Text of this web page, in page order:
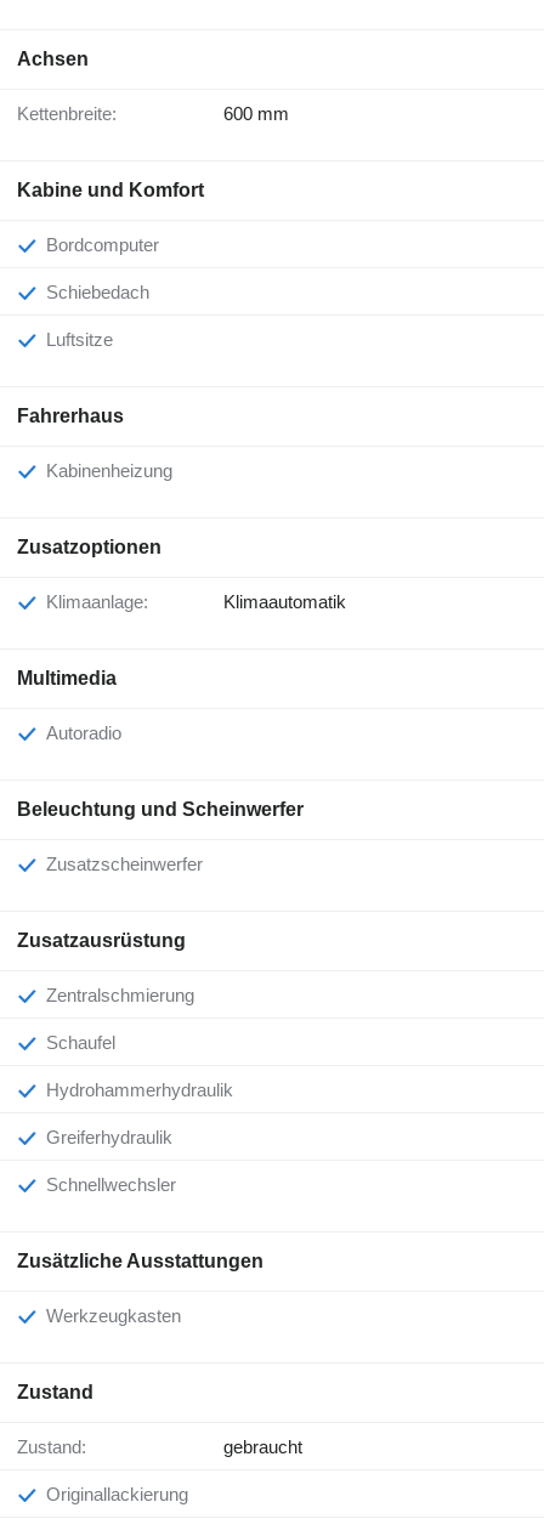
Achsen
Kettenbreite: 600 mm
Kabine und Komfort
Bordcomputer
Schiebedach
Luftsitze
Fahrerhaus
Kabinenheizung
Zusatzoptionen
Klimaanlage: Klimaautomatik
Multimedia
Autoradio
Beleuchtung und Scheinwerfer
Zusatzscheinwerfer
Zusatzausrüstung
Zentralschmierung
Schaufel
Hydrohammerhydraulik
Greiferhydraulik
Schnellwechsler
Zusätzliche Ausstattungen
Werkzeugkasten
Zustand
Zustand: gebraucht
Originallackierung